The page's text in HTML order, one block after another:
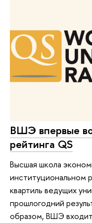
ВШЭ впервые
рейтинга QS
Высшая школа
институциональном
квартиль ведущих
прошлогодний
образом, ВШЭ